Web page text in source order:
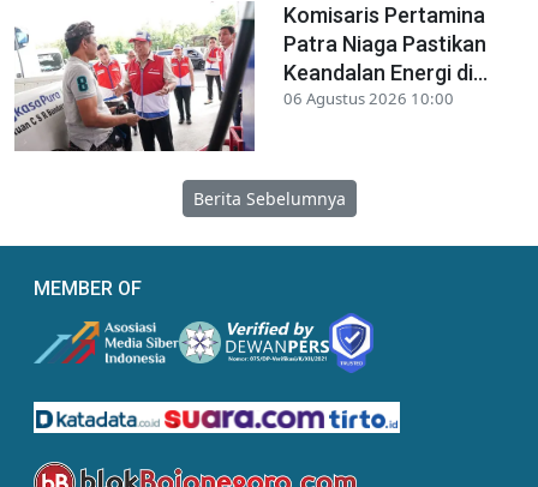
Komisaris Pertamina
Patra Niaga Pastikan
Keandalan Energi di...
06 Agustus 2026 10:00
Berita Sebelumnya
MEMBER OF